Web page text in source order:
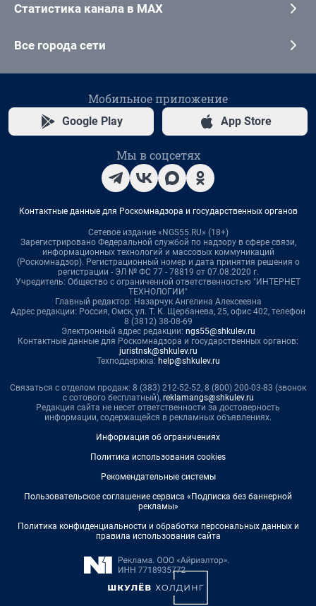
Статистика канала в MAX
Все города сети
Мобильное приложение
Google Play App Store
Мы в соцсетях
Контактные данные для Роскомнадзора и государственных органов
Сетевое издание «NGS55.RU» (18+)
Зарегистрировано Федеральной службой по надзору в сфере связи,
информационных технологий и массовых коммуникаций
(Роскомнадзор). Регистрационный номер и дата принятия решения о
регистрации - ЭЛ № ФС 77 - 78819 от 07.08.2020 г.
Учредитель: Общество с ограниченной ответственностью "ИНТЕРНЕТ
ТЕХНОЛОГИИ"
Главный редактор: Назарчук Ангелина Алексеевна
Адрес редакции: Россия, Омск, ул. Т. К. Щербанева, 25, офис 402, телефон
8 (3812) 38-08-69
Электронный адрес редакции: ngs55@shkulev.ru
Контактные данные для Роскомнадзора и государственных органов:
juristnsk@shkulev.ru
Техподдержка: help@shkulev.ru
Связаться с отделом продаж: 8 (383) 212-52-52, 8 (800) 200-03-83 (звонок
с сотового бесплатный), reklamangs@shkulev.ru
Редакция сайта не несет ответственности за достоверность
информации, содержащейся в рекламных объявлениях.
Информация об ограничениях
Политика использования cookies
Рекомендательные системы
Пользовательское соглашение сервиса «Подписка без баннерной
рекламы»
Политика конфиденциальности и обработки персональных данных и
правила использования сайта